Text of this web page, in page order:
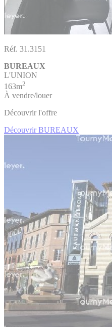
Réf. 31.3151
BUREAUX
L'UNION
163m2
À vendre/louer
Découvrir l'offre
Découvrir BUREAUX